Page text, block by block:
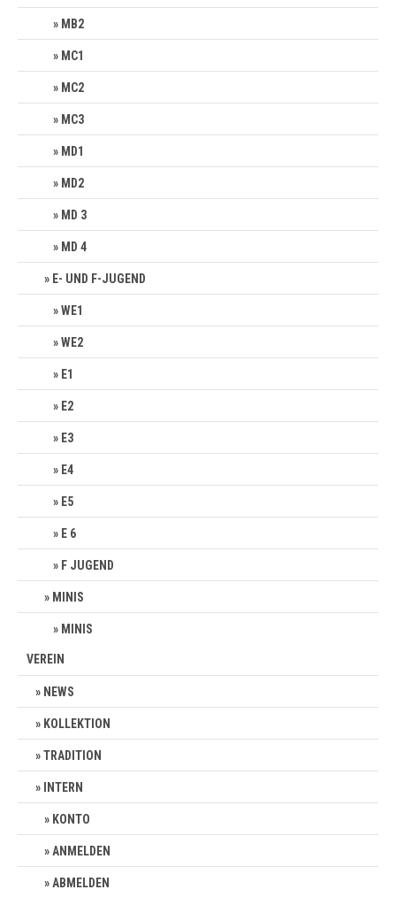
MB2
MC1
MC2
MC3
MD1
MD2
MD 3
MD 4
E- UND F-JUGEND
WE1
WE2
E1
E2
E3
E4
E5
E 6
F JUGEND
MINIS
MINIS
VEREIN
NEWS
KOLLEKTION
TRADITION
INTERN
KONTO
ANMELDEN
ABMELDEN